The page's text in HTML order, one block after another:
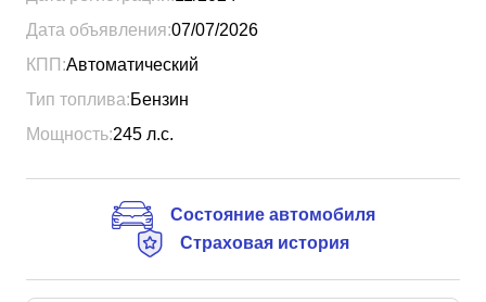
Дата объявления:07/07/2026
КПП:Автоматический
Тип топлива:Бензин
Мощность:245 л.с.
Состояние автомобиля
Страховая история